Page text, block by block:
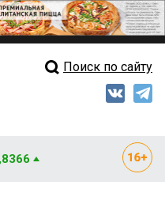
Свежий выпускПоиск по сайту